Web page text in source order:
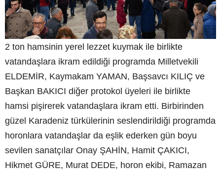
2 ton hamsinin yerel lezzet kuymak ile birlikte
vatandaşlara ikram edildiği programda Milletvekili
ELDEMİR, Kaymakam YAMAN, Başsavcı KILIÇ ve
Başkan BAKICI diğer protokol üyeleri ile birlikte
hamsi pişirerek vatandaşlara ikram etti. Birbirinden
güzel Karadeniz türkülerinin seslendirildiği programda
horonlara vatandaşlar da eşlik ederken gün boyu
sevilen sanatçılar Onay ŞAHİN, Hamit ÇAKICI,
Hikmet GÜRE, Murat DEDE, horon ekibi, Ramazan